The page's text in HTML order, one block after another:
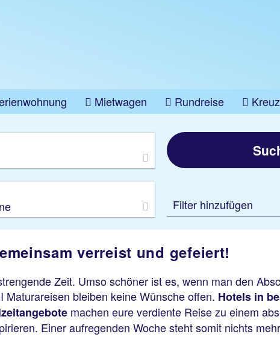
Mietwagen Rundreise
Filter hinzufügen
verreist und gefeiert!
Zeit. Umso schöner ist es, wenn man den
bleiben keine Wünsche offen. Hotels in
machen eure verdiente Reise zu einem
Einer aufregenden Woche steht somit nichts